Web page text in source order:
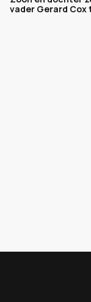
vader Gerard Cox